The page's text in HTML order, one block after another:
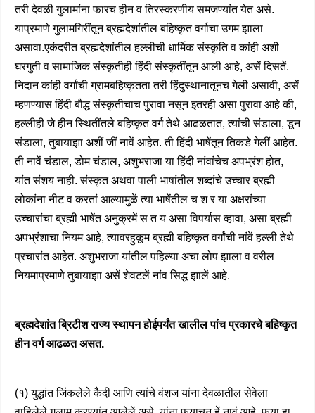
तरी देवळी गुलामांना फारच हीन व तिरस्करणीय समजण्यांत येत असे.
याप्रमाणे गुलामगिरींतून ब्रह्मदेशांतील बहिष्कृत वर्गाचा उगम झाला
असावा.एकंदरीत ब्रह्मदेशांतील हल्लीची धार्मिक संस्कृति व कांही अशी
घरगुती व सामाजिक संस्कृतीही हिंदी संस्कृतींतून आली आहे, असें दिसतें.
निदान कांही वर्गांची ग्रामबहिष्कृतता तरी हिंदुस्थानातूनच गेली असावी, असें
म्हणण्यास हिंदी बौद्ध संस्कृतीचाच पुरावा नसून इतरही असा पुरावा आहे की,
हल्लीही जे हीन स्थितींतले बहिष्कृत वर्ग तेथे आढळतात, त्यांची संडाला, डून
संडाला, तुबायाझा अशीं जीं नावें आहेत. ती हिंदी भाषेंतून तिकडे गेलीं आहेत.
ती नावें चंडाल, डोम चंडाल, अशुभराजा या हिंदी नांवांचेच अपभ्रंश होत,
यांत संशय नाही. संस्कृत अथवा पाली भाषांतील शब्दांचे उच्चार ब्रह्मी
लोकांना नीट व करतां आल्यामुळें त्या भाषेंतील च श र या अक्षरांच्या
उच्चारांचा ब्रह्मी भाषेंत अनुक्रमें स त य असा विपर्यास व्हावा, असा ब्रह्मी
अपभ्रंशाचा नियम आहे, त्यावरहुकूम ब्रह्मी बहिष्कृत वर्गांची नांवें हल्ली तेथे
प्रचारांत आहेत. अशुभराजा यांतील पहिल्या अचा लोप झाला व वरील
नियमाप्रमाणे तुबायाझा असें शेवटलें नांव सिद्ध झालें आहे.
ब्रह्मदेशांत ब्रिटीश राज्य स्थापन होईपर्यंत खालील पांच प्रकारचे बहिष्कृत
हीन वर्ग आढळत असत.
(१) युद्धांत जिंकलेले कैदी आणि त्यांचे वंशज यांना देवळातील सेवेला